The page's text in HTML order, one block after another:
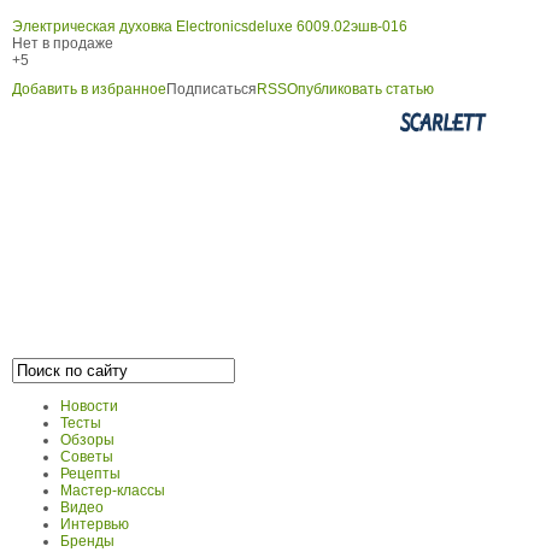
Электрическая духовка Electronicsdeluxe 6009.02эшв-016
Нет в продаже
+5
Добавить в избранное Подписаться RSSОпубликовать статью
Новости
Тесты
Обзоры
Советы
Рецепты
Мастер-классы
Видео
Интервью
Бренды